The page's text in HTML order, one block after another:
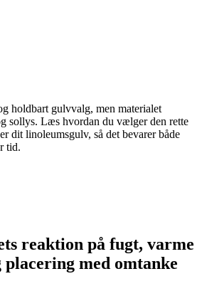
holdbart gulvvalg, men materialet
sollys. Læs hvordan du vælger den rette
dit linoleumsgulv, så det bevarer både
tid.
reaktion på fugt, varme
placering med omtanke